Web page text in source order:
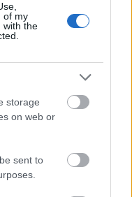
of my
with the
storage
on web or
sent to